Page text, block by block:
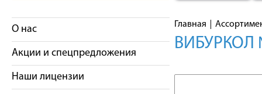
О нас
Акции и спецпредложения
Наши лицензии
Главная
ВИБУРКОЛ